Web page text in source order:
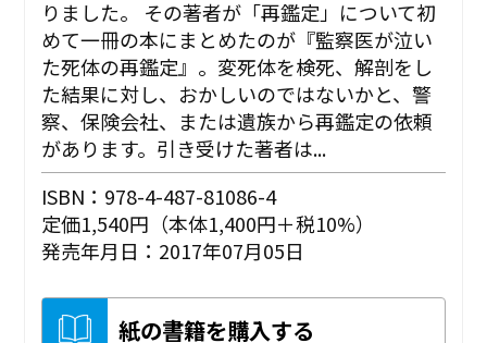
りました。 その著者が「再鑑定」について初
めて一冊の本にまとめたのが『監察医が泣い
た死体の再鑑定』。変死体を検死、解剖をし
た結果に対し、おかしいのではないかと、警
察、保険会社、または遺族から再鑑定の依頼
があります。引き受けた著者は...
ISBN：978-4-487-81086-4
定価1,540円（本体1,400円＋税10%）
発売年月日：2017年07月05日
紙の書籍を購入する